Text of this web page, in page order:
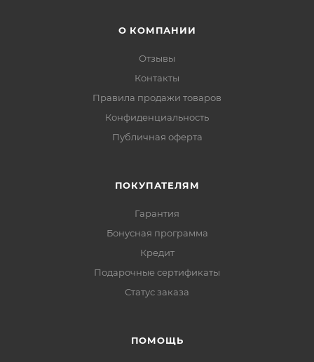
О КОМПАНИИ
Отзывы
Контакты
Правила продажи товаров
Конфиденциальность
Публичная оферта
ПОКУПАТЕЛЯМ
Гарантия
Бонусная программа
Кредит
Подарочные сертификаты
Статус заказа
ПОМОЩЬ